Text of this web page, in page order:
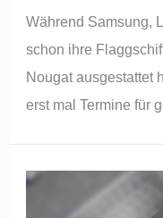
Während Samsung,
schon ihre
Nougat ausgestattet
erst mal Termine für